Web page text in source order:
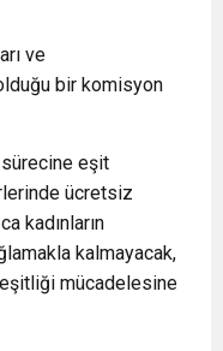
ve
bir komisyon
eşit
ücretsiz
kadınların
kalmayacak,
mücadelesine